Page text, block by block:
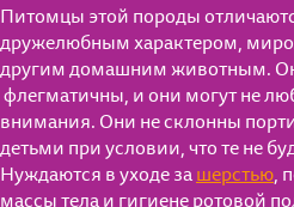
Питомцы этой породы
дружелюбным характером,
другим домашним животным.
флегматичны, и они могут не
внимания. Они не склонны
детьми при условии, что те не
Нуждаются в уходе зашерстью,
массы тела и гигиене ротовой